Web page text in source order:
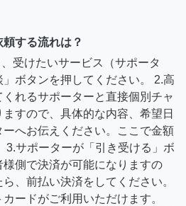
する流れは？
受けたいサービス（サポータ
ボタンを押してください。 2.高
れるサポーターと直接個別チャ
すので、具体的な内容、希望日
へお伝えください。ここで金額
3.サポーターが「引き受ける」ボ
側で決済が可能になりますの
、前払い決済をしてください。
ードがご利用いただけます。